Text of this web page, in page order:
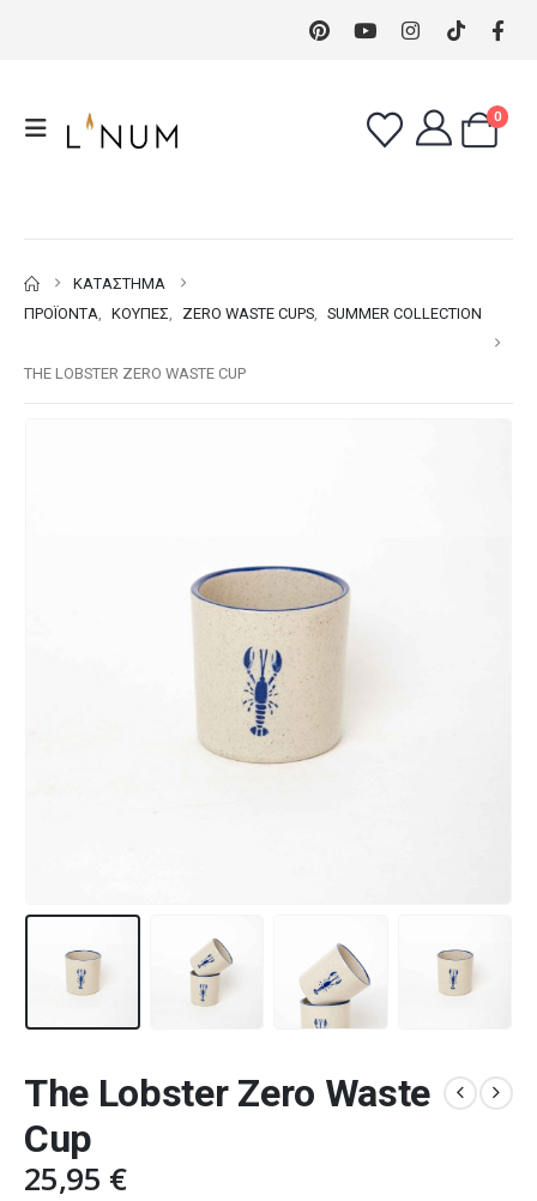
0
ΚΑΤΆΣΤΗΜΑ
ΠΡΟΪΌΝΤΑ, ΚΟΎΠΕΣ, ZERO WASTE CUPS, SUMMER COLLECTION
THE LOBSTER ZERO WASTE CUP
The Lobster Zero Waste
Cup
25,95 €